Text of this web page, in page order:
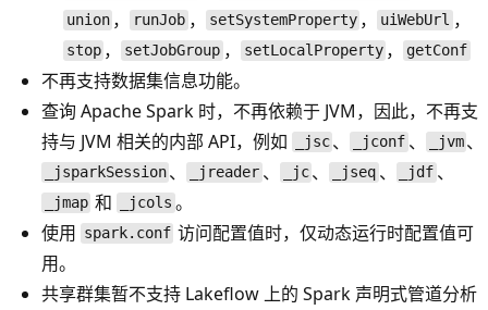
union ， runJob ， setSystemProperty ， uiWebUrl ，
stop ， setJobGroup ， setLocalProperty ， getConf
不再支持数据集信息功能。
查询 Apache Spark 时，不再依赖于 JVM，因此，不再支
持与 JVM 相关的内部 API，例如
_jsc 、 _jconf 、 _jvm 、
_jsparkSession 、 _jreader 、 _jc 、 _jseq、 _jdf 、
_jmap 和 _jcols 。
使用 spark.conf 访问配置值时，仅动态运行时配置值可
用。
共享群集暂不支持 Lakeflow 上的 Spark 声明式管道分析